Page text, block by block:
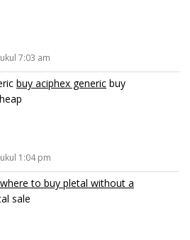
7:03 am
buy aciphex generic buy
1:04 pm
where to buy pletal without a
sale